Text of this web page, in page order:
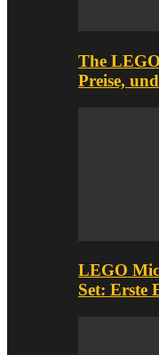
The
Preise,
LEGO
Set: Erste